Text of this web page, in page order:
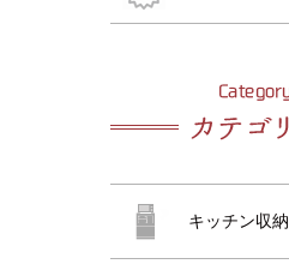
キッチン収納